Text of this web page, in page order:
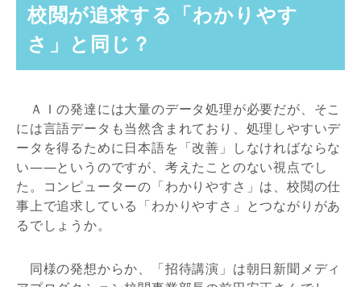
校閲が追求する「わかりやす
さ」と同じ？
ＡＩの発達には大量のデータ処理が必要だが、そこ
には言語データも当然含まれており、処理しやすいデ
ータを得るために日本語を「改善」しなければならな
い——というのですが、考えたことのない視点でし
た。コンピューターの「わかりやすさ」は、校閲の仕
事上で追求している「わかりやすさ」とつながりがあ
るでしょうか。
同様の発想からか、「招待講演」は朝日新聞メディ